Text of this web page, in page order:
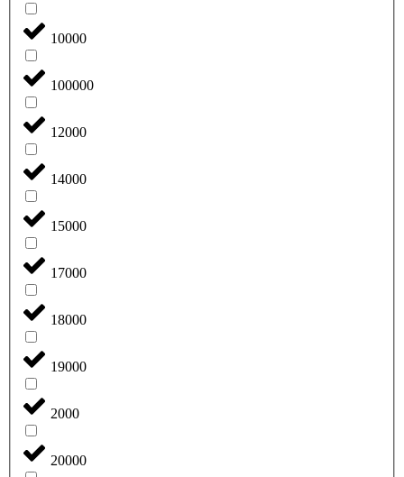
10000
100000
12000
14000
15000
17000
18000
19000
2000
20000